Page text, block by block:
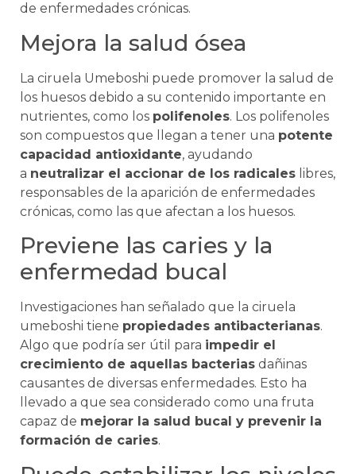
de enfermedades crónicas.
Mejora la salud ósea
La ciruela Umeboshi puede promover la salud de
los huesos debido a su contenido importante en
nutrientes, como los polifenoles. Los polifenoles
son compuestos que llegan a tener una potente
capacidad antioxidante, ayudando
a neutralizar el accionar de los radicales libres,
responsables de la aparición de enfermedades
crónicas, como las que afectan a los huesos.
Previene las caries y la
enfermedad bucal
Investigaciones han señalado que la ciruela
umeboshi tiene propiedades antibacterianas.
Algo que podría ser útil para impedir el
crecimiento de aquellas bacterias dañinas
causantes de diversas enfermedades. Esto ha
llevado a que sea considerado como una fruta
capaz de mejorar la salud bucal y prevenir la
formación de caries.